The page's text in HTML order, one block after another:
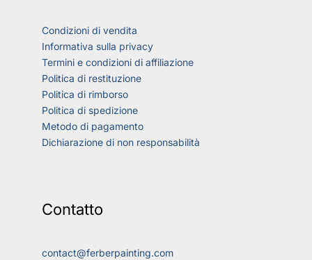
Condizioni di vendita
Informativa sulla privacy
Termini e condizioni di affiliazione
Politica di restituzione
Politica di rimborso
Politica di spedizione
Metodo di pagamento
Dichiarazione di non responsabilità
Contatto
contact@ferberpainting.com